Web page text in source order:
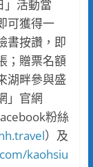
」活動當
可獲得一
書按讚，即
；贈票名額
湖畔參與盛
」官網
粉絲
）及
kaohsiu